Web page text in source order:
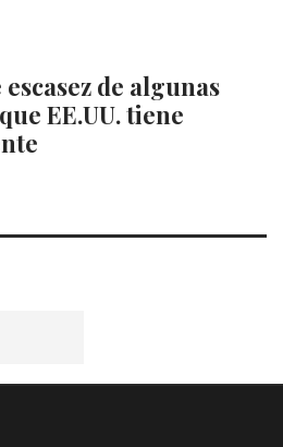
de algunas
EE.UU. tiene